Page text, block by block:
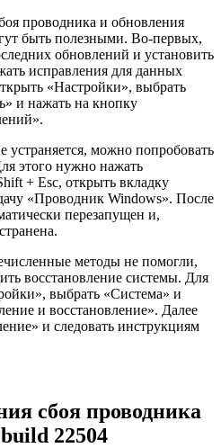
проводника и обновления
быть полезными. Во-первых,
обновлений и установить
исправления для данных
«Настройки», выбрать
и нажать на кнопку
устраняется, можно попробовать
этого нужно нажать
+ Esc, открыть вкладку
«Проводник Windows». После
перезапущен и,
методы не помогли,
восстановление системы. Для
выбрать «Система» и
и восстановление». Далее
и следовать инструкциям
сбоя проводника
22504